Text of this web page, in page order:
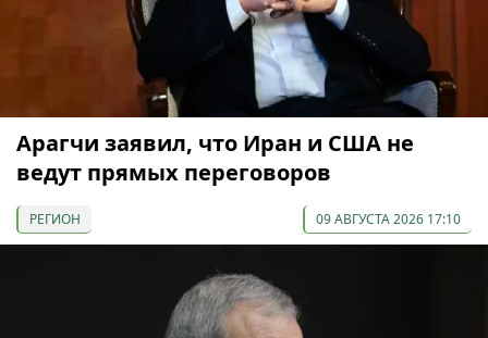
Арагчи заявил, что Иран и США не
ведут прямых переговоров
РЕГИОН 09 АВГУСТА 2026 17:10